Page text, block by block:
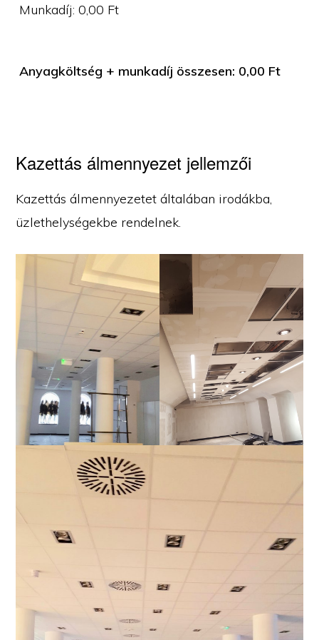
Munkadíj:0,00 Ft
Anyagköltség + munkadíj összesen: 0,00 Ft
Kazettás álmennyezet jellemzői
Kazettás álmennyezetet általában irodákba,
üzlethelységekbe rendelnek.